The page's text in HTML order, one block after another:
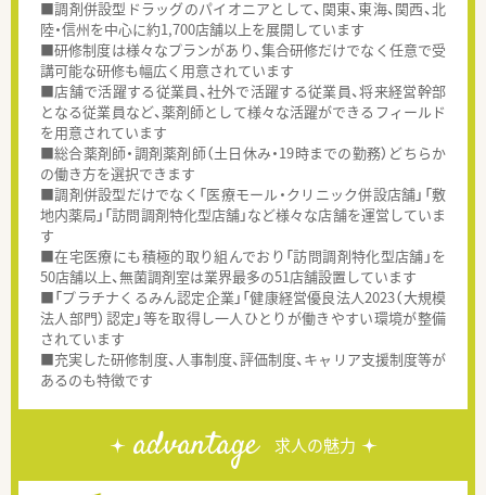
■調剤併設型ドラッグのパイオニアとして、関東、東海、関西、北
陸・信州を中心に約1,700店舗以上を展開しています
■研修制度は様々なプランがあり、集合研修だけでなく任意で受
講可能な研修も幅広く用意されています
■店舗で活躍する従業員、社外で活躍する従業員、将来経営幹部
となる従業員など、薬剤師として様々な活躍ができるフィールド
を用意されています
■総合薬剤師・調剤薬剤師（土日休み・19時までの勤務）どちらか
の働き方を選択できます
■調剤併設型だけでなく「医療モール・クリニック併設店舗」「敷
地内薬局」「訪問調剤特化型店舗」など様々な店舗を運営していま
す
■在宅医療にも積極的取り組んでおり「訪問調剤特化型店舗」を
50店舗以上、無菌調剤室は業界最多の51店舗設置しています
■「プラチナくるみん認定企業」「健康経営優良法人2023（大規模
法人部門）認定」等を取得し一人ひとりが働きやすい環境が整備
されています
■充実した研修制度、人事制度、評価制度、キャリア支援制度等が
あるのも特徴です
advantage 求人の魅力